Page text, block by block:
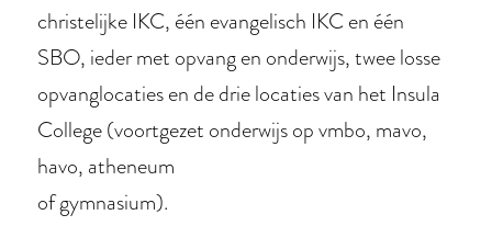
christelijke IKC, één evangelisch IKC en één
SBO, ieder met opvang en onderwijs, twee losse
opvanglocaties en de drie locaties van het Insula
College (voortgezet onderwijs op vmbo, mavo,
havo, atheneum
of gymnasium).